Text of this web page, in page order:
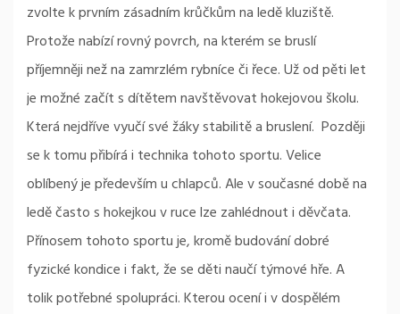
zvolte k prvním zásadním krůčkům na ledě kluziště.
Protože nabízí rovný povrch, na kterém se bruslí
příjemněji než na zamrzlém rybníce či řece. Už od pěti let
je možné začít s dítětem navštěvovat hokejovou školu.
Která nejdříve vyučí své žáky stabilitě a bruslení. Později
se k tomu přibírá i technika tohoto sportu. Velice
oblíbený je především u chlapců. Ale v současné době na
ledě často s hokejkou v ruce lze zahlédnout i děvčata.
Přínosem tohoto sportu je, kromě budování dobré
fyzické kondice i fakt, že se děti naučí týmové hře. A
tolik potřebné spolupráci. Kterou ocení i v dospělém